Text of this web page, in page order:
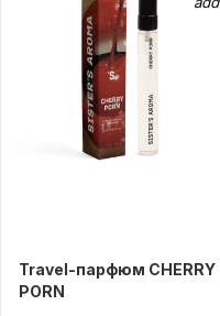
Travel-парфюм CHERRY
PORN